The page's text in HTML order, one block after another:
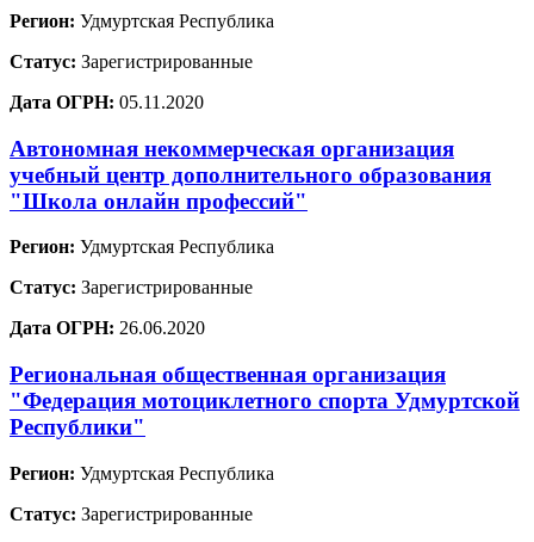
Регион: Удмуртская Республика
Статус: Зарегистрированные
Дата ОГРН: 05.11.2020
Автономная некоммерческая организация
учебный центр дополнительного образования
"Школа онлайн профессий"
Регион: Удмуртская Республика
Статус: Зарегистрированные
Дата ОГРН: 26.06.2020
Региональная общественная организация
"Федерация мотоциклетного спорта Удмуртской
Республики"
Регион: Удмуртская Республика
Статус: Зарегистрированные